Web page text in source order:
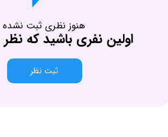
هنوز نظری ثبت نشده
اولین نفری باشید که
ثبت نظر